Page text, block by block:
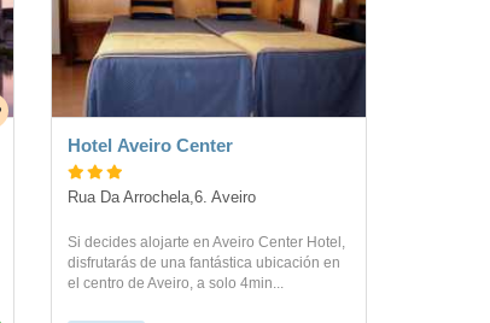
Hotel Aveiro Center
Rua Da Arrochela,6. Aveiro
Si decides alojarte en Aveiro Center Hotel,
disfrutarás de una fantástica ubicación en
el centro de Aveiro, a solo 4min...